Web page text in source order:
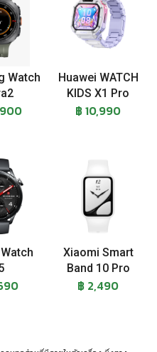
Watch
Huawei WATCH
KIDS X1 Pro
฿ 10,990
Xiaomi Smart
Band 10 Pro
฿ 2,490